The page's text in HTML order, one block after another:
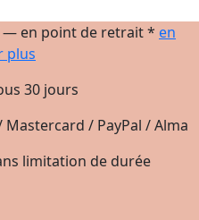
— en point de retrait * en
plus
30 jours
/ PayPal / Alma
limitation de durée